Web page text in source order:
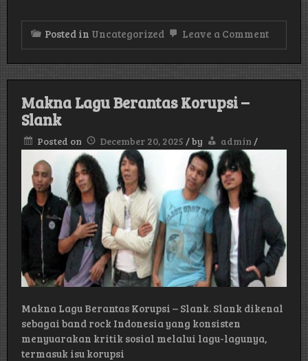
Posted in Uncategorized Leave a Commenton
–
Makna Lagu Berantas Korupsi –
Slank
Posted on December 20, 2025 /by admin /
Makna Lagu Berantas Korupsi – Slank. Slank dikenal
sebagai band rock Indonesia yang konsisten
menyuarakan kritik sosial melalui lagu-lagunya,
termasuk isu korupsi